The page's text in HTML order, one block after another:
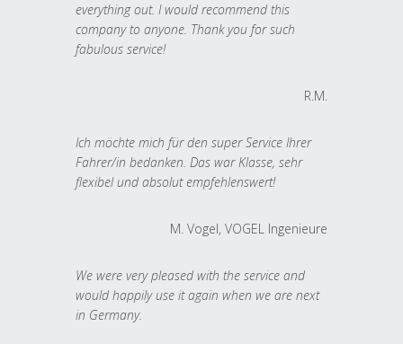
everything out. I would recommend this
company to anyone. Thank you for such
fabulous service!
R.M.
Ich möchte mich für den super Service Ihrer
Fahrer/in bedanken. Das war Klasse, sehr
flexibel und absolut empfehlenswert!
M. Vogel, VOGEL Ingenieure
We were very pleased with the service and
would happily use it again when we are next
in Germany.